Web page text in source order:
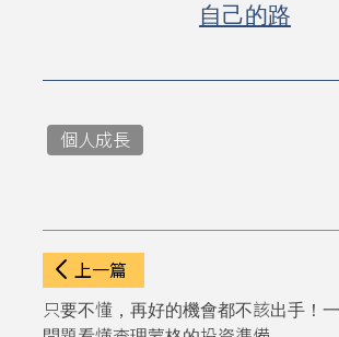
自己的路
個人成長
上一篇
只要不懂，再好的機會都不該出手！